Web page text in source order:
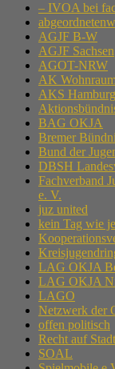
– IVOA bei
AGJF B-W
AGJF Sachsen
AGOT-NRW
AK
AKS Hamburg
BAG OKJA
Bremer
Bund der
DBSH
Fachverband
e. V.
juz united
kein Tag wie
LAG OKJA
LAG OKJA
LAGO
Netzwerk der
offen politisch
Recht auf Stadt
SOAL